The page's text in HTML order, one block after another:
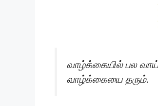
வாழ்க்கையில் பல
வாழ்க்கையை தரும்.